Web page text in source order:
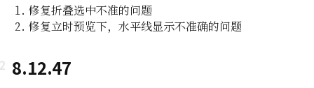
修复折叠选中不准的问题
修复立时预览下，水平线显示不准确的问题
8.12.47